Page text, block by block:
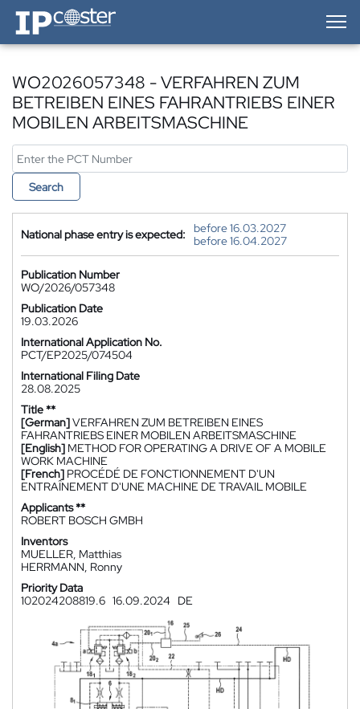
IP-Coster — Home
WO2026057348 - VERFAHREN ZUM
BETREIBEN EINES FAHRANTRIEBS EINER
MOBILEN ARBEITSMASCHINE
Search
National phase entry is expected:
before 16.03.2027
before 16.04.2027
Publication Number
WO/2026/057348
Publication Date
19.03.2026
International Application No.
PCT/EP2025/074504
International Filing Date
28.08.2025
Title **
[German]VERFAHREN ZUM BETREIBEN EINES
FAHRANTRIEBS EINER MOBILEN ARBEITSMASCHINE
[English] METHOD FOR OPERATING A DRIVE OF A MOBILE
WORK MACHINE
[French] PROCÉDÉ DE FONCTIONNEMENT D'UN
ENTRAÎNEMENT D'UNE MACHINE DE TRAVAIL MOBILE
Applicants **
ROBERT BOSCH GMBH
Inventors
MUELLER, Matthias
HERRMANN, Ronny
Priority Data
102024208819.6 16.09.2024 DE